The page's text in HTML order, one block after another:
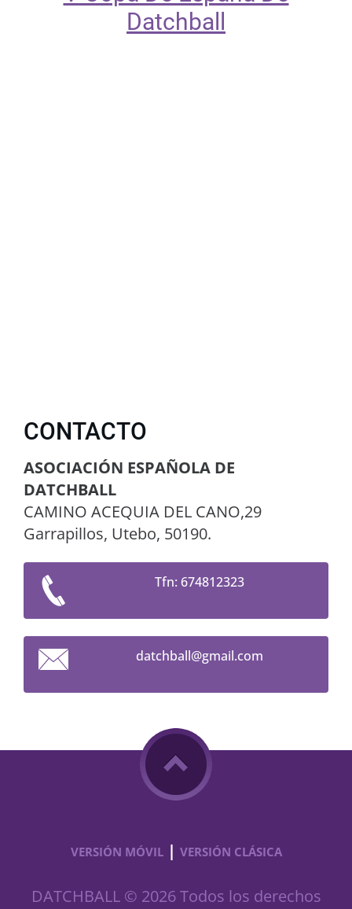
Datchball
CONTACTO
ASOCIACIÓN ESPAÑOLA DE
DATCHBALL
CAMINO ACEQUIA DEL CANO,29
Garrapillos, Utebo, 50190.
Tfn: 674812323
datchball@gmail.com
VERSIÓN MÓVIL | VERSIÓN CLÁSICA
DATCHBALL © 2026 Todos los derechos